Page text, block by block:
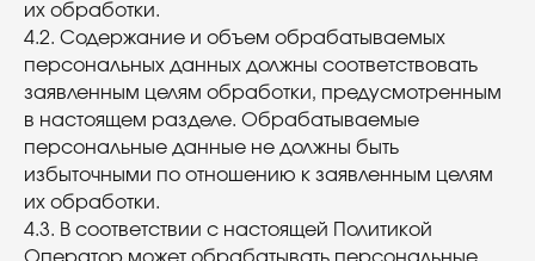
их обработки.
4.2. Содержание и объем обрабатываемых
персональных данных должны соответствовать
заявленным целям обработки, предусмотренным
в настоящем разделе. Обрабатываемые
персональные данные не должны быть
избыточными по отношению к заявленным целям
их обработки.
4.3. В соответствии с настоящей Политикой